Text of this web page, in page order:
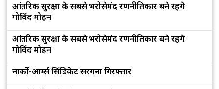
आंतरिक सुरक्षा के सबसे भरोसेमंद रणनीतिकार बने रहेंगे
गोविंद मोहन
आंतरिक सुरक्षा के सबसे भरोसेमंद रणनीतिकार बने रहेंगे
गोविंद मोहन
नार्को-आर्म्स सिंडिकेट सरगना गिरफ्तार